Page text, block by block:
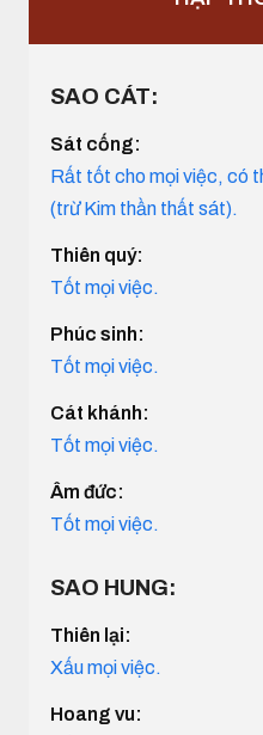
SAO CÁT:
Sát cống:
Rất tốt cho mọi việc, có
(trừ Kim thần thất sát).
Thiên quý:
Tốt mọi việc.
Phúc sinh:
Tốt mọi việc.
Cát khánh:
Tốt mọi việc.
Âm đức:
Tốt mọi việc.
SAO HUNG:
Thiên lại:
Xấu mọi việc.
Hoang vu: